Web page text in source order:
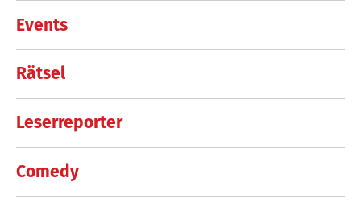
Events
Rätsel
Leserreporter
Comedy